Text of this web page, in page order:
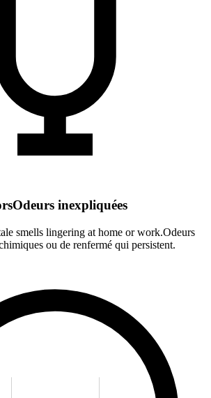
Odeurs inexpliquées
smells lingering at home or work.Odeurs
ou de renfermé qui persistent.